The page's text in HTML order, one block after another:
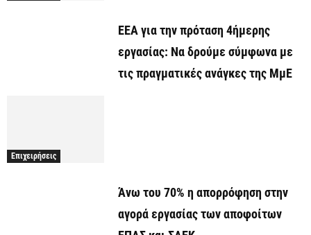
ΕΕΑ για την πρόταση 4ήμερης
εργασίας: Να δρούμε σύμφωνα με
τις πραγματικές ανάγκες της ΜμΕ
Επιχειρήσεις
Άνω του 70% η απορρόφηση στην
αγορά εργασίας των αποφοίτων